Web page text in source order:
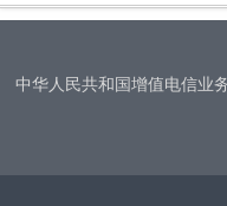
中华人民共和国增值电信业